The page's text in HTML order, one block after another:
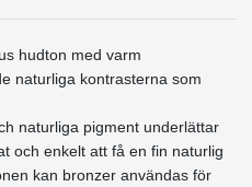
hudton med varm
naturliga kontrasterna som
naturliga pigment underlättar
och enkelt att få en fin naturlig
kan bronzer användas för